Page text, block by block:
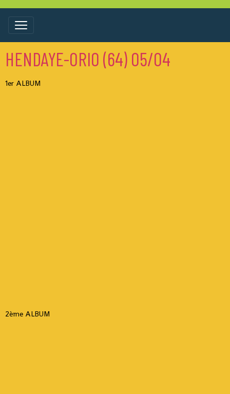
HENDAYE-ORIO (64) 05/04
1er ALBUM
2ème ALBUM